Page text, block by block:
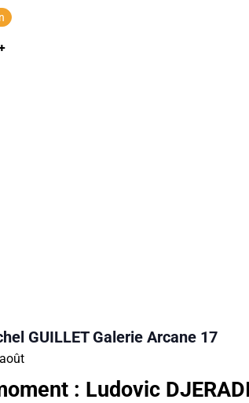
: Ludovic DJERADI
GUILLET Galerie Arcane 17